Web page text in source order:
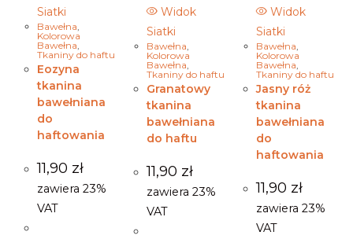
Siatki
Bawełna
Kolorowa
Bawełna
Tkaniny do haftu
Eozyna
tkanina
bawełniana
do
haftowania
11,90 zł
zawiera 23%
VAT
Widok
Siatki
Bawełna
Kolorowa
Bawełna
Tkaniny do haftu
Granatowy
tkanina
bawełniana
do haftu
11,90 zł
zawiera 23%
VAT
Widok
Siatki
Bawełna
Kolorowa
Bawełna
Tkaniny do haftu
Jasny róż
tkanina
bawełniana
do
haftowania
11,90 zł
zawiera 23%
VAT